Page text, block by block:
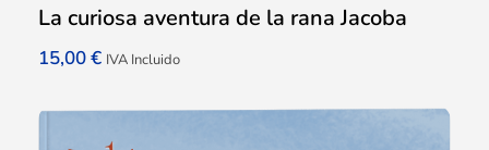
La curiosa aventura de la rana Jacoba
15,00€ IVA Incluido